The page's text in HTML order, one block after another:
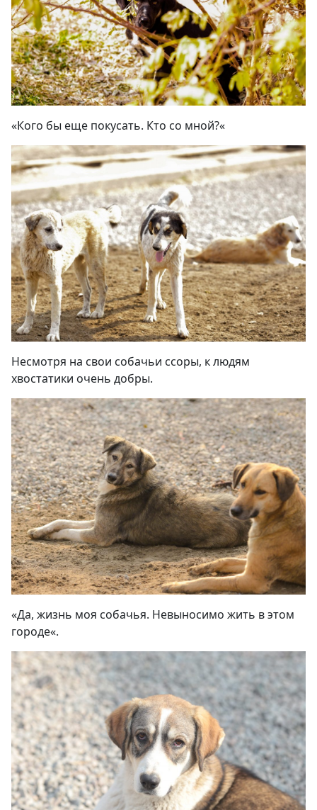
«Кого бы еще покусать. Кто со мной?«
Несмотря на свои собачьи ссоры, к людям
хвостатики очень добры.
«Да, жизнь моя собачья. Невыносимо жить в этом
городе«.